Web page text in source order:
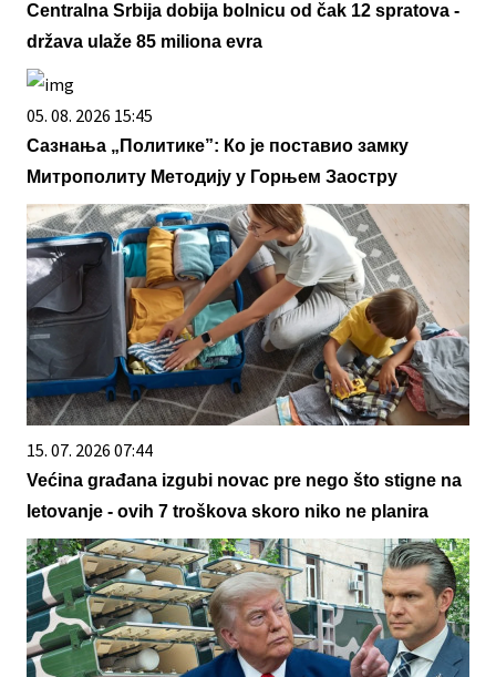
Centralna Srbija dobija bolnicu od čak 12 spratova -
država ulaže 85 miliona evra
05. 08. 2026 15:45
Сазнања „Политике”: Ко је поставио замку
Митрополиту Методију у Горњем Заостру
15. 07. 2026 07:44
Većina građana izgubi novac pre nego što stigne na
letovanje - ovih 7 troškova skoro niko ne planira